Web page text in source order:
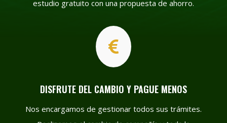
estudio gratuito con una propuesta de ahorro.

DISFRUTE DEL CAMBIO Y PAGUE MENOS
Nos encargamos de gestionar todos sus trámites.